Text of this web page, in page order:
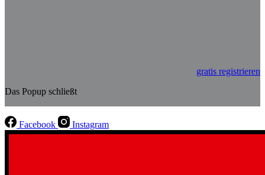
gratis registrieren
Das Popup schließt
Facebook Instagram